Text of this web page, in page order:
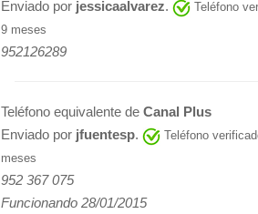
Enviado por jessicaalvarez.
Teléfono
9 meses
952126289
Teléfono equivalente de Canal Plus
Enviado por jfuentesp.
Teléfono
meses
952 367 075
Funcionando 28/01/2015